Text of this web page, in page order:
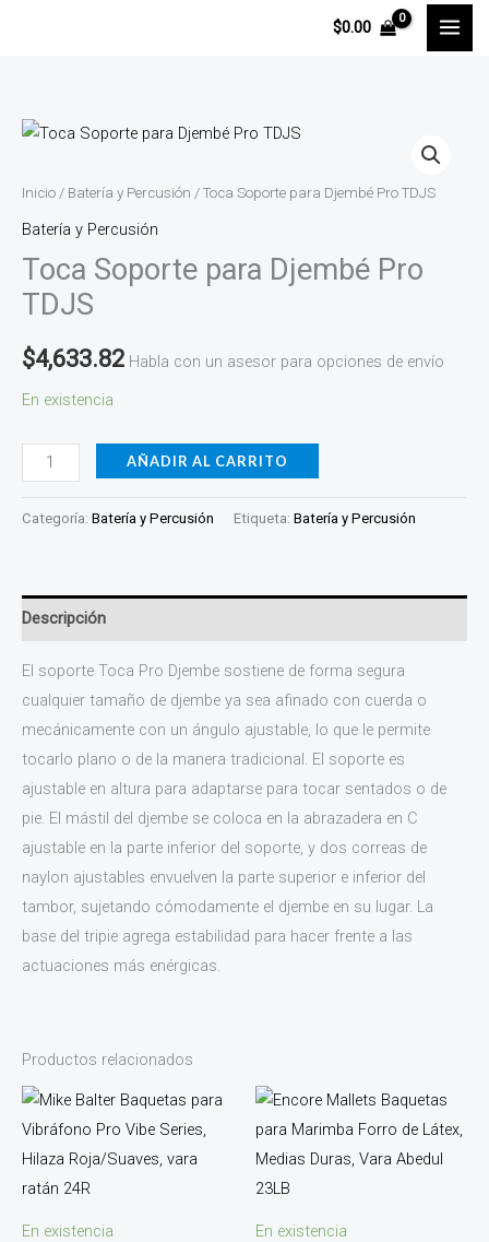
$0.00
Inicio / Batería y Percusión / Toca Soporte para Djembé Pro TDJS
Batería y Percusión
Toca Soporte para Djembé Pro
TDJS
$4,633.82 Habla con un asesor para opciones de envío
En existencia
Toca
para
Djembé
TDJS
cantidad
AÑADIR AL CARRITO
Categoría: Batería y Percusión Etiqueta: Batería y Percusión
Descripción
El soporte Toca Pro Djembe sostiene de forma segura
cualquier tamaño de djembe ya sea afinado con cuerda o
mecánicamente con un ángulo ajustable, lo que le permite
tocarlo plano o de la manera tradicional. El soporte es
ajustable en altura para adaptarse para tocar sentados o de
pie. El mástil del djembe se coloca en la abrazadera en C
ajustable en la parte inferior del soporte, y dos correas de
naylon ajustables envuelven la parte superior e inferior del
tambor, sujetando cómodamente el djembe en su lugar. La
base del tripie agrega estabilidad para hacer frente a las
actuaciones más enérgicas.
Productos relacionados
En existencia En existencia